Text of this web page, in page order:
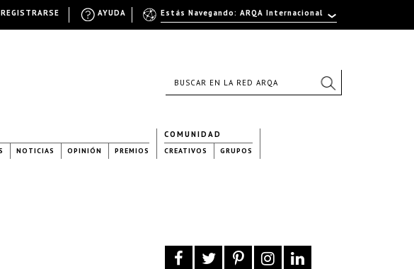
NOTICIAS OPINIÓN PREMIOS
COMUNIDAD
CREATIVOS GRUPOS
Estás Navegando: ARQA Internacional
AYUDA